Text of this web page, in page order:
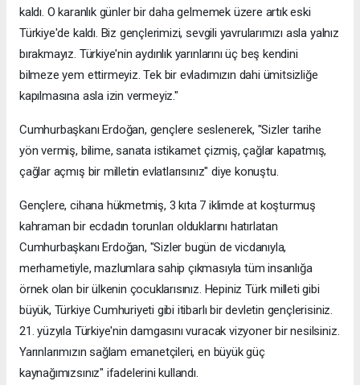
kaldı. O karanlık günler bir daha gelmemek üzere artık eski
Türkiye'de kaldı. Biz gençlerimizi, sevgili yavrularımızı asla yalnız
bırakmayız. Türkiye'nin aydınlık yarınlarını üç beş kendini
bilmeze yem ettirmeyiz. Tek bir evladımızın dahi ümitsizliğe
kapılmasına asla izin vermeyiz."
Cumhurbaşkanı Erdoğan, gençlere seslenerek, "Sizler tarihe
yön vermiş, bilime, sanata istikamet çizmiş, çağlar kapatmış,
çağlar açmış bir milletin evlatlarısınız" diye konuştu.
Gençlere, cihana hükmetmiş, 3 kıta 7 iklimde at koşturmuş
kahraman bir ecdadın torunları olduklarını hatırlatan
Cumhurbaşkanı Erdoğan, "Sizler bugün de vicdanıyla,
merhametiyle, mazlumlara sahip çıkmasıyla tüm insanlığa
örnek olan bir ülkenin çocuklarısınız. Hepiniz Türk milleti gibi
büyük, Türkiye Cumhuriyeti gibi itibarlı bir devletin gençlerisiniz.
21. yüzyıla Türkiye'nin damgasını vuracak vizyoner bir nesilsiniz.
Yarınlarımızın sağlam emanetçileri, en büyük güç
kaynağımızsınız" ifadelerini kullandı.